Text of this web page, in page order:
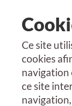
Ce site
cookies
navigation
ce site